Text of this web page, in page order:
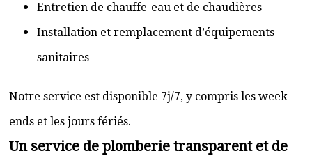
Entretien de chauffe-eau et de chaudières
Installation et remplacement d’équipements
sanitaires
Notre service est disponible 7j/7, y compris les week-
ends et les jours fériés.
Un service de plomberie transparent et de